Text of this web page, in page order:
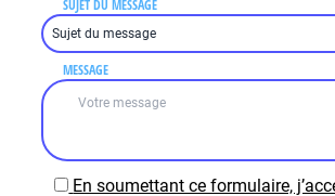
SUJET DU MESSAGE
MESSAGE
En soumettant ce formulaire,